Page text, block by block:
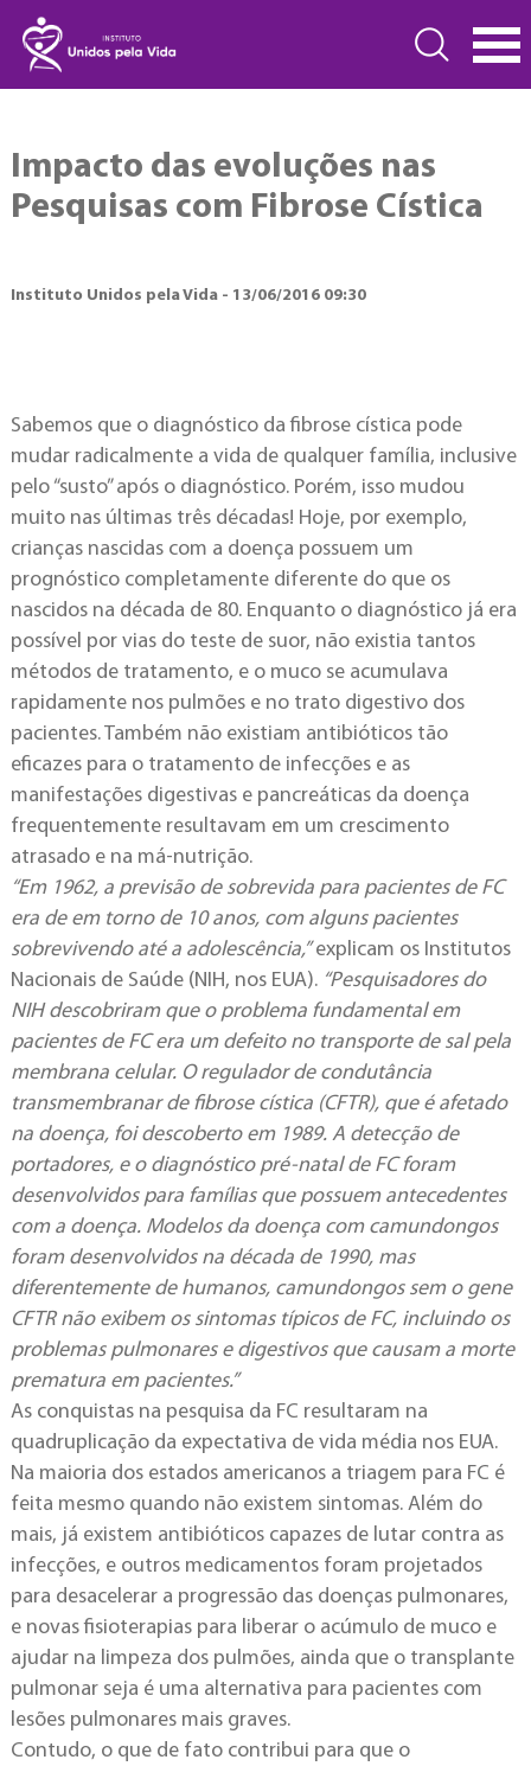
Impacto das evoluções nas
Pesquisas com Fibrose Cística
Instituto Unidos pela Vida - 13/06/2016 09:30
Sabemos que o diagnóstico da fibrose cística pode
mudar radicalmente a vida de qualquer família, inclusive
pelo “susto” após o diagnóstico. Porém, isso mudou
muito nas últimas três décadas! Hoje, por exemplo,
crianças nascidas com a doença possuem um
prognóstico completamente diferente do que os
nascidos na década de 80. Enquanto o diagnóstico já era
possível por vias do teste de suor, não existia tantos
métodos de tratamento, e o muco se acumulava
rapidamente nos pulmões e no trato digestivo dos
pacientes. Também não existiam antibióticos tão
eficazes para o tratamento de infecções e as
manifestações digestivas e pancreáticas da doença
frequentemente resultavam em um crescimento
atrasado e na má-nutrição.
“Em 1962, a previsão de sobrevida para pacientes de FC
era de em torno de 10 anos, com alguns pacientes
sobrevivendo até a adolescência,”explicam os Institutos
Nacionais de Saúde (NIH, nos EUA). “Pesquisadores do
NIH descobriram que o problema fundamental em
pacientes de FC era um defeito no transporte de sal pela
membrana celular. O regulador de condutância
transmembranar de fibrose cística (CFTR), que é afetado
na doença, foi descoberto em 1989. A detecção de
portadores, e o diagnóstico pré-natal de FC foram
desenvolvidos para famílias que possuem antecedentes
com a doença. Modelos da doença com camundongos
foram desenvolvidos na década de 1990, mas
diferentemente de humanos, camundongos sem o gene
CFTR não exibem os sintomas típicos de FC, incluindo os
problemas pulmonares e digestivos que causam a morte
prematura em pacientes.”
As conquistas na pesquisa da FC resultaram na
quadruplicação da expectativa de vida média nos EUA.
Na maioria dos estados americanos a triagem para FC é
feita mesmo quando não existem sintomas. Além do
mais, já existem antibióticos capazes de lutar contra as
infecções, e outros medicamentos foram projetados
para desacelerar a progressão das doenças pulmonares,
e novas fisioterapias para liberar o acúmulo de muco e
ajudar na limpeza dos pulmões, ainda que o transplante
pulmonar seja é uma alternativa para pacientes com
lesões pulmonares mais graves.
Contudo, o que de fato contribui para que o